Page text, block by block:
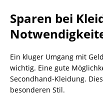
Sparen bei
Ein kluger Umgang mit
wichtig. Eine gute
Secondhand-Kleidung.
besonderen Stil.